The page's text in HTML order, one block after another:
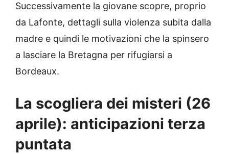
Successivamente la giovane scopre, proprio
da Lafonte, dettagli sulla violenza subita dalla
madre e quindi le motivazioni che la spinsero
a lasciare la Bretagna per rifugiarsi a
Bordeaux.
La scogliera dei misteri (26
aprile): anticipazioni terza
puntata